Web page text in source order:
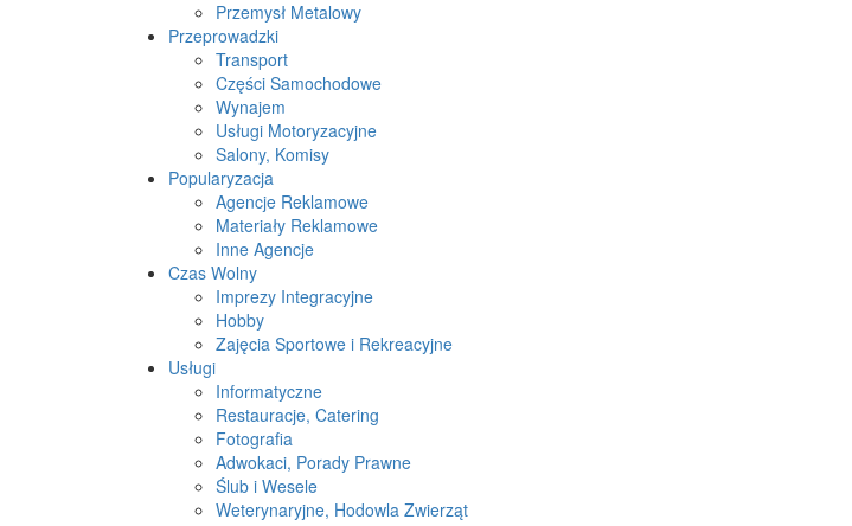
Przemysł Metalowy
Przeprowadzki
Transport
Części Samochodowe
Wynajem
Usługi Motoryzacyjne
Salony, Komisy
Popularyzacja
Agencje Reklamowe
Materiały Reklamowe
Inne Agencje
Czas Wolny
Imprezy Integracyjne
Hobby
Zajęcia Sportowe i Rekreacyjne
Usługi
Informatyczne
Restauracje, Catering
Fotografia
Adwokaci, Porady Prawne
Ślub i Wesele
Weterynaryjne, Hodowla Zwierząt